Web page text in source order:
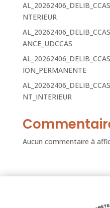
NTERIEUR
ANCE_UDCCAS
ION_PERMANENTE
NT_INTERIEUR
Aucun commentaire à